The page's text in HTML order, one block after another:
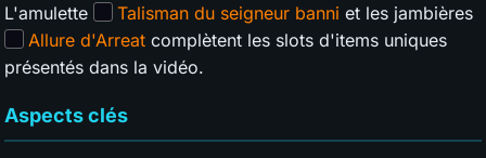
L'amulette
Talisman du seigneur banni et les jambières
Allure d'Arreat complètent les slots d'items uniques
présentés dans la vidéo.
Aspects clés